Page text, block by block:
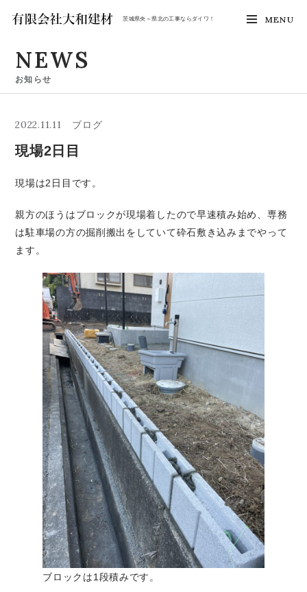
茨城県央～県北の工事ならダイワ！ MENU
NEWS
お知らせ
2022.11.11 ブログ
現場2日目
現場は2日目です。
親方のほうはブロックが現場着したので早速積み始め、専務
は駐車場の方の掘削搬出をしていて砕石敷き込みまでやって
ます。
ブロックは1段積みです。